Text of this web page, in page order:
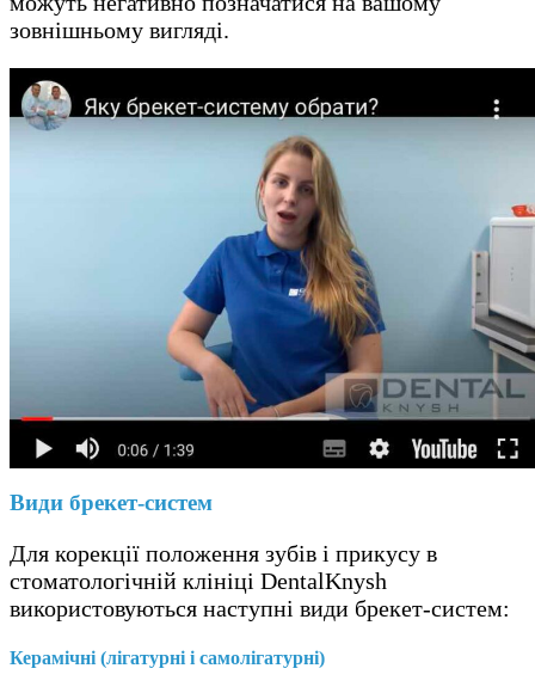
зовнішньому вигляді.
Види брекет-систем
Для корекції положення зубів і прикусу в
стоматологічній клініці DentalKnysh
використовуються наступні види брекет-систем:
Керамічні (лігатурні і самолігатурні)